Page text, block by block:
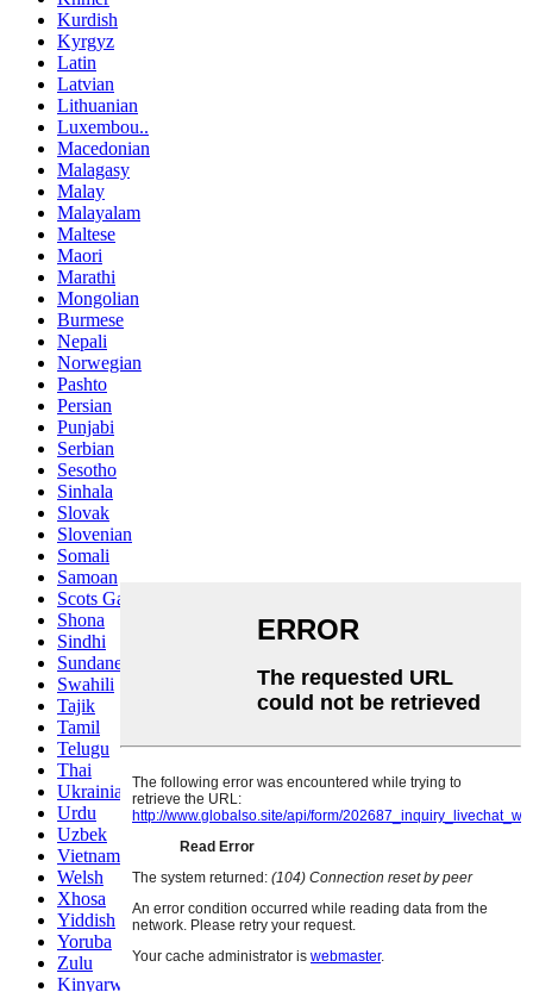
Kurdish
Kyrgyz
Latin
Latvian
Lithuanian
Luxembou..
Macedonian
Malagasy
Malay
Malayalam
Maltese
Maori
Marathi
Mongolian
Burmese
Nepali
Norwegian
Pashto
Persian
Punjabi
Serbian
Sesotho
Sinhala
Slovak
Slovenian
Somali
Samoan
Scots Gaelic
Shona
Sindhi
Sundanese
Swahili
Tajik
Tamil
Telugu
Thai
Ukrainian
Urdu
Uzbek
Vietnamese
Welsh
Xhosa
Yiddish
Yoruba
Zulu
Kinyarwanda